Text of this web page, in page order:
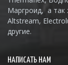
Маргроид, а так
Altstream,
другие.
НАПИСАТЬ НАМ